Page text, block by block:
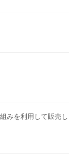
みを利用して販売し